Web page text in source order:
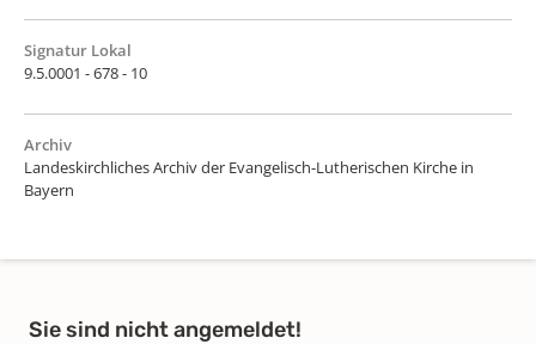
Signatur Lokal
9.5.0001 - 678 - 10
Archiv
Landeskirchliches Archiv der Evangelisch-Lutherischen Kirche in
Bayern
Sie sind nicht angemeldet!